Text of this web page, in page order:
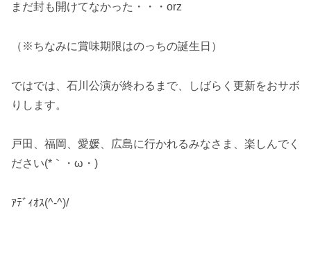
まだ封も開けてなかった・・・orz
（※ちなみに賞味期限はのっちの誕生日）
ではでは、石川公演が終わるまで、しばらく更新をおサボ
りします。
戸田、福岡、愛媛、広島に行かれるみなさま、楽しんでく
ださい(*｀・ω・)ゞ
ｱﾃﾞｨｵｽ(^-^)/